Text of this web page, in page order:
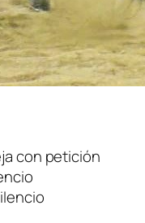
con petición